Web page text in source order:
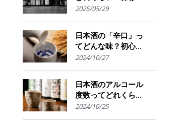
所のポイント
2025/05/29
日本酒の「辛口」っ
てどんな味？初心者
でも楽しめるその魅
2024/10/27
日本酒のアルコール
度数ってどれくら
い？特徴や度数の秘
2024/10/25